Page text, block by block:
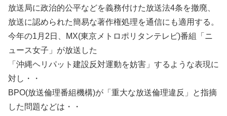
放送局に政治的公平などを義務付けた放送法4条を撤廃、
放送に認められた簡易な著作権処理を通信にも適用する。
今年の1月2日、MX(東京メトロポリタンテレビ)番組「ニ
ュース女子」が放送した
「沖縄ヘリパット建設反対運動を妨害」するような表現に
対し・・
BPO(放送倫理番組機構)が「重大な放送倫理違反」と指摘
した問題などは・・